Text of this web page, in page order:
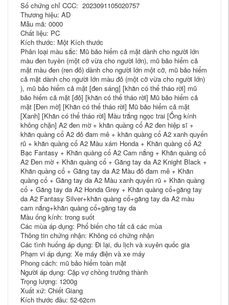
Số chứng chỉ CCC: 2023091105020757
Thương hiệu: AD
Mẫu mã: 0000
Chất liệu: PC
Kích thước: Một Kích thước
Phân loại màu sắc: Mũ bảo hiểm cả mặt dành cho người lớn
màu đen tuyền (một cỡ vừa cho người lớn), mũ bảo hiểm cả
mặt màu đen (ren đỏ) dành cho người lớn một cỡ, mũ bảo hiểm
cả mặt dành cho người lớn màu đỏ (một cỡ vừa cho người lớn)
), mũ bảo hiểm cả mặt [đen sáng] [khăn có thể tháo rời] mũ
bảo hiểm cả mặt [đỏ] [khăn có thể tháo rời] Mũ bảo hiểm cả
mặt [Đen mờ] [Khăn có thể tháo rời] Mũ bảo hiểm cả mặt
[Xanh] [Khăn có thể tháo rời] Màu trắng ngọc trai [Ống kính
không chặn] A2 đen mờ + khăn quàng cổ A2 đen hiệp sĩ +
khăn quàng cổ A2 đỏ đam mê + khăn quàng cổ A2 xanh quyến
rũ + khăn quàng cổ A2 Màu xám Honda + Khăn quàng cổ A2
Bạc Fantasy + Khăn quàng cổ A2 Cam nắng + Khăn quàng cổ
A2 Đen mờ + Khăn quàng cổ + Găng tay da A2 Knight Black +
Khăn quàng cổ + Găng tay da A2 Màu đỏ đam mê + Khăn
quàng cổ + Găng tay da A2 Màu xanh quyến rũ + Khăn quàng
cổ + Găng tay da A2 Honda Grey + Khăn quàng cổ+găng tay
da A2 Fantasy Silver+khăn quàng cổ+găng tay da A2 màu
cam nắng+khăn quàng cổ+găng tay da
Màu ống kính: trong suốt
Các mùa áp dụng: Phổ biến cho tất cả các mùa
Thông tin chứng nhận: Không có chứng nhận
Các tình huống áp dụng: Đi lại, du lịch và xuyên quốc gia
Phạm vi áp dụng: Xe máy điện và xe máy
Phong cách: mũ bảo hiểm toàn mặt
Người áp dụng: Cặp vợ chồng trưởng thành
Trọng lượng: 1200g
Xuất xứ: Chiết Giang
Kích thước đầu: 52-62cm